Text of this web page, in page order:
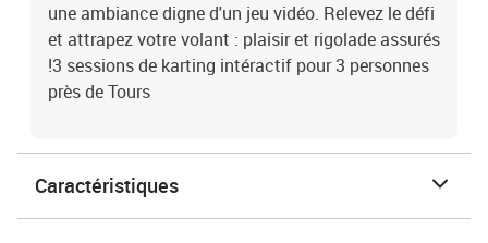
une ambiance digne d'un jeu vidéo. Relevez le défi
et attrapez votre volant : plaisir et rigolade assurés
!3 sessions de karting intéractif pour 3 personnes
près de Tours
Caractéristiques